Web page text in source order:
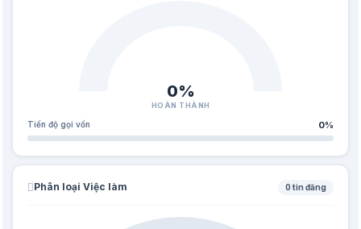
0%
HOÀN THÀNH
Tiến độ gọi vốn 0%
Phân loại Việc làm 0 tin đăng